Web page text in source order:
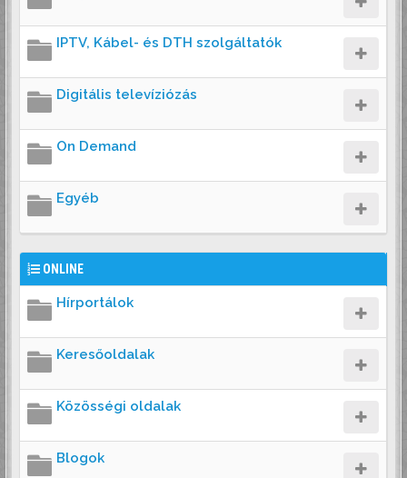
IPTV, Kábel- és DTH szolgáltatók
Digitális televíziózás
On Demand
Egyéb
ONLINE
Hírportálok
Keresőoldalak
Közösségi oldalak
Blogok